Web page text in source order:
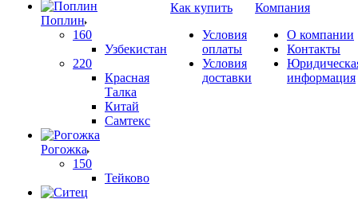
Поплин
160
Узбекистан
220
Красная
Талка
Китай
Самтекс
Рогожка
150
Тейково
Как купить
Условия
оплаты
Условия
доставки
Компания
О компании
Контакты
информация